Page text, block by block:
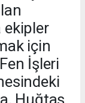
ekipler
için
İşleri